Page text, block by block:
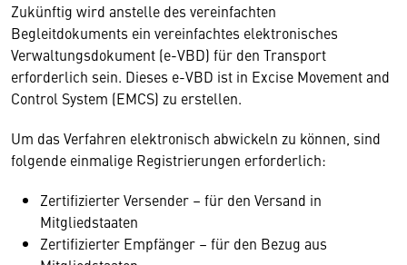
Zukünftig wird anstelle des vereinfachten
Begleitdokuments ein vereinfachtes elektronisches
Verwaltungsdokument (e-VBD) für den Transport
erforderlich sein. Dieses e-VBD ist in Excise Movement and
Control System (EMCS) zu erstellen.
Um das Verfahren elektronisch abwickeln zu können, sind
folgende einmalige Registrierungen erforderlich:
Zertifizierter Versender – für den Versand in
Mitgliedstaaten
Zertifizierter Empfänger – für den Bezug aus